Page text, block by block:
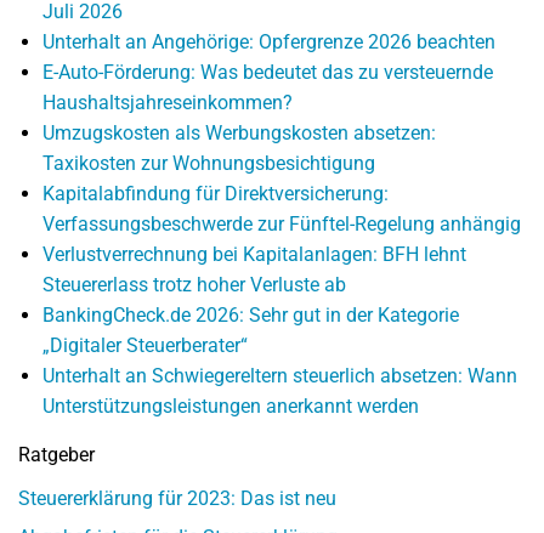
Juli 2026
Unterhalt an Angehörige: Opfergrenze 2026 beachten
E-Auto-Förderung: Was bedeutet das zu versteuernde
Haushaltsjahreseinkommen?
Umzugskosten als Werbungskosten absetzen:
Taxikosten zur Wohnungsbesichtigung
Kapitalabfindung für Direktversicherung:
Verfassungsbeschwerde zur Fünftel-Regelung anhängig
Verlustverrechnung bei Kapitalanlagen: BFH lehnt
Steuererlass trotz hoher Verluste ab
BankingCheck.de 2026: Sehr gut in der Kategorie
„Digitaler Steuerberater“
Unterhalt an Schwiegereltern steuerlich absetzen: Wann
Unterstützungsleistungen anerkannt werden
Ratgeber
Steuererklärung für 2023: Das ist neu